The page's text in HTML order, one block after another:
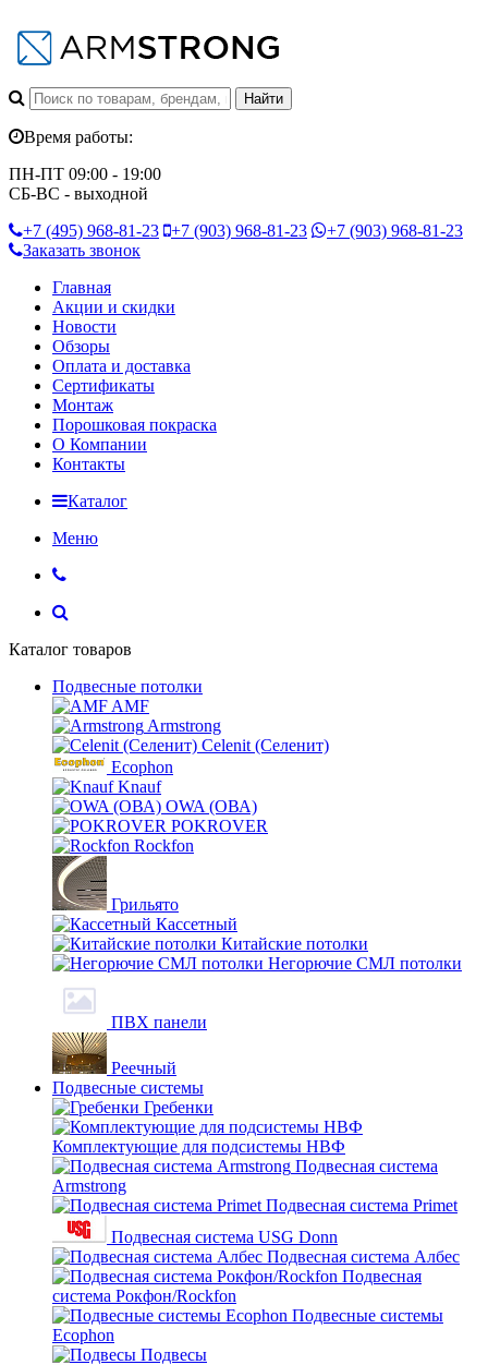
Время работы:
ПН-ПТ 09:00 - 19:00
СБ-ВС - выходной
+7 (495) 968-81-23 +7 (903) 968-81-23 +7 (903) 968-81-23
Заказать звонок
Главная
Акции и скидки
Новости
Обзоры
Оплата и доставка
Сертификаты
Монтаж
Порошковая покраска
О Компании
Контакты
Каталог
Меню
Каталог товаров
Подвесные потолки
AMF
Armstrong
Celenit (Селенит)
Ecophon
Knauf
OWA (ОВА)
POKROVER
Rockfon
Грильято
Кассетный
Китайские потолки
Негорючие СМЛ потолки
ПВХ панели
Реечный
Подвесные системы
Гребенки
Комплектующие для подсистемы НВФ
Подвесная система
Armstrong
Подвесная система Primet
Подвесная система USG Donn
Подвесная система Албес
Подвесная
система Рокфон/Rockfon
Подвесные системы
Ecophon
Подвесы